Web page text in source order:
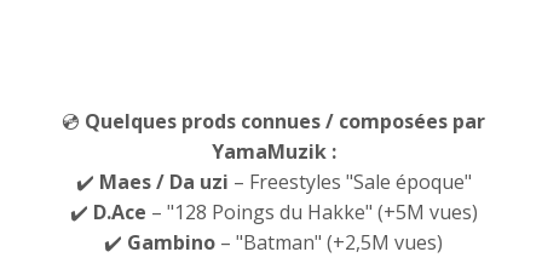
💿 Quelques prods connues / composées par
YamaMuzik :
✔️ Maes / Da uzi – Freestyles "Sale époque"
✔️ D.Ace – "128 Poings du Hakke" (+5M vues)
✔️ Gambino – "Batman" (+2,5M vues)